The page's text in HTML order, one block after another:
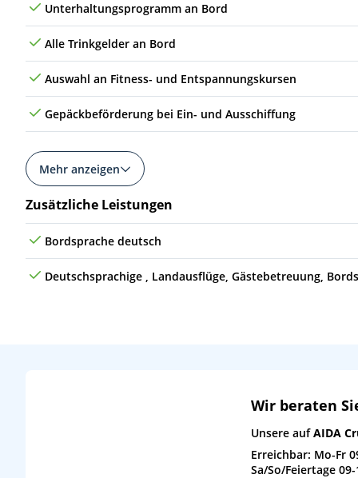
11 So 15.11.26 Bridgetown, Barbados
Mo 16.11.26 (auf See)
12 Di 17.11.26 Bonaire, Karibische Niederlande
13 Mi 18.11.26 Willemstad, Curaçao
Do 19.11.26 Oranjestad, Aruba
Fr 20.11.26 (auf See)
Sa 21.11.26 La Romana, Dominikanische Republik
Unterhaltungsprogramm an Bord
Alle Trinkgelder an Bord
Auswahl an Fitness- und Entspannungskursen
Gepäckbeförderung bei Ein- und Ausschiffung
Mehr anzeigen
Zusätzliche Leistungen
Bordsprache deutsch
Deutschsprachige , Landausflüge, Gästebetreuung,
Wir beraten
Unsere aufAIDA
Erreichbar: Mo-Fr
Sa/So/Feiertage